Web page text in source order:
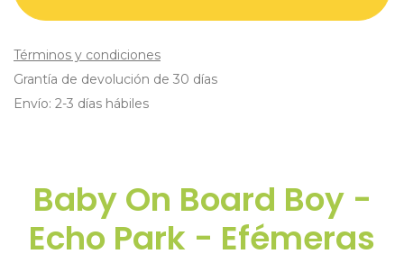
Términos y condiciones
Grantía de devolución de 30 días
Envío: 2-3 días hábiles
Baby On Board Boy -
Echo Park - Efémeras